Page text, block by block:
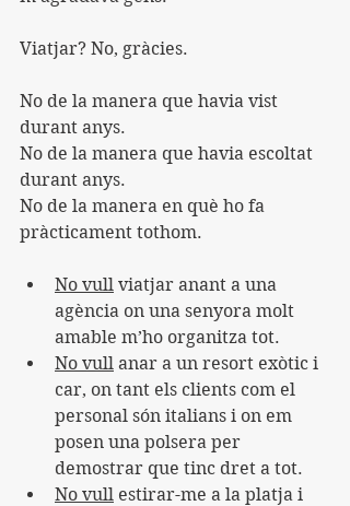
Viatjar? No, gràcies.
No de la manera que havia vist
durant anys.
No de la manera que havia escoltat
durant anys.
No de la manera en què ho fa
pràcticament tothom.
No vull viatjar anant a una
agència on una senyora molt
amable m’ho organitza tot.
No vull anar a un resort exòtic i
car, on tant els clients com el
personal són italians i on em
posen una polsera per
demostrar que tinc dret a tot.
No vull estirar-me a la platja i